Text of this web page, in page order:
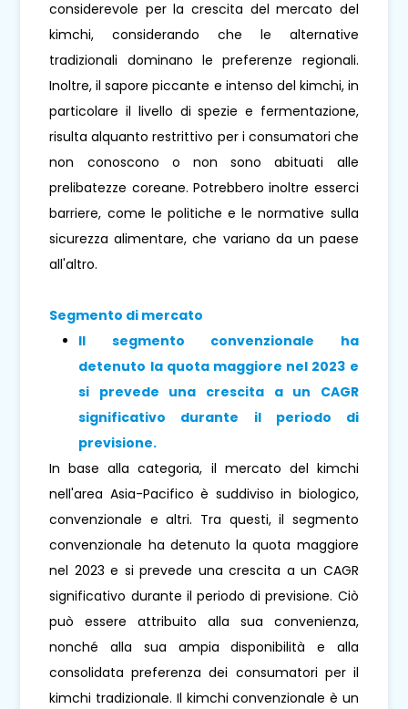
considerevole per la crescita del mercato del
kimchi, considerando che le alternative
tradizionali dominano le preferenze regionali.
Inoltre, il sapore piccante e intenso del kimchi, in
particolare il livello di spezie e fermentazione,
risulta alquanto restrittivo per i consumatori che
non conoscono o non sono abituati alle
prelibatezze coreane. Potrebbero inoltre esserci
barriere, come le politiche e le normative sulla
sicurezza alimentare, che variano da un paese
all'altro.
Segmento di mercato
Il segmento convenzionale ha
detenuto la quota maggiore nel 2023 e
si prevede una crescita a un CAGR
significativo durante il periodo di
previsione.
In base alla categoria, il mercato del kimchi
nell'area Asia-Pacifico è suddiviso in biologico,
convenzionale e altri. Tra questi, il segmento
convenzionale ha detenuto la quota maggiore
nel 2023 e si prevede una crescita a un CAGR
significativo durante il periodo di previsione. Ciò
può essere attribuito alla sua convenienza,
nonché alla sua ampia disponibilità e alla
consolidata preferenza dei consumatori per il
kimchi tradizionale. Il kimchi convenzionale è un